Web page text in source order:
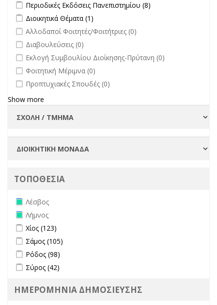
Apply Περιοδικές Εκδόσεις Πανεπιστημίου filter
Περιοδικές Εκδόσεις Πανεπιστημίου (8)
Apply Διοικητικά Θέματα filter
Διοικητικά Θέματα (1)
undefined
Αλλοδαποί Φοιτητές/Φοιτήτριες (0)
undefined
Διαβουλεύσεις (0)
undefined
Εκλογή Συμβουλίου Διοίκησης-Πρύτανη (0)
undefined
Φοιτητική Μέριμνα (0)
undefined
Προπτυχιακές Σπουδές (0)
Show more
ΤΟΠΟΘΕΣΙΑ
Remove Λέσβος filter
Λέσβος
Remove Λήμνος filter
Λήμνος
Apply Χίος filter
Χίος (123)
Apply Σάμος filter
Σάμος (105)
Apply Ρόδος filter
Ρόδος (98)
Apply Σύρος filter
Σύρος (42)
ΗΜΕΡΟΜΗΝΙΑ ΔΗΜΟΣΙΕΥΣΗΣ